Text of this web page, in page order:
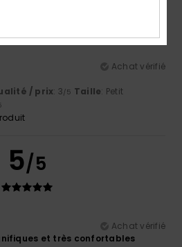
Achat vérifié
/ prix: 3/5 Taille: Petit
5/5
Achat vérifié
et très confortables